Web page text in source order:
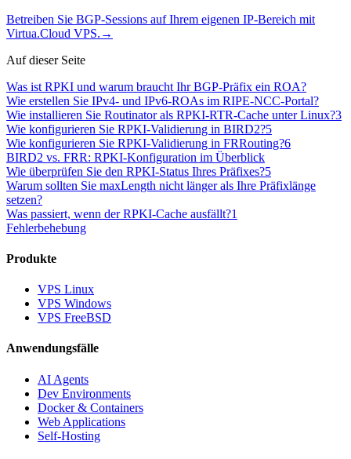
Betreiben Sie BGP-Sessions auf Ihrem eigenen IP-Bereich mit
Virtua.Cloud VPS. →
Auf dieser Seite
Was ist RPKI und warum braucht Ihr BGP-Präfix ein ROA?
Wie erstellen Sie IPv4- und IPv6-ROAs im RIPE-NCC-Portal?
Wie installieren Sie Routinator als RPKI-RTR-Cache unter Linux?3
Wie konfigurieren Sie RPKI-Validierung in BIRD2?5
Wie konfigurieren Sie RPKI-Validierung in FRRouting?6
BIRD2 vs. FRR: RPKI-Konfiguration im Überblick
Wie überprüfen Sie den RPKI-Status Ihres Präfixes?5
Warum sollten Sie maxLength nicht länger als Ihre Präfixlänge
setzen?
Was passiert, wenn der RPKI-Cache ausfällt?1
Fehlerbehebung
Produkte
VPS Linux
VPS Windows
VPS FreeBSD
Anwendungsfälle
AI Agents
Dev Environments
Docker & Containers
Web Applications
Self-Hosting